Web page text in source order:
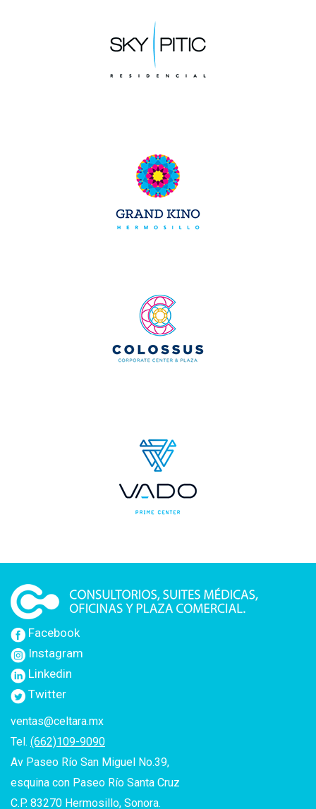
Facebook
Instagram
Linkedin
Twitter
ventas@celtara.mx
Tel. (662)109-9090
Av Paseo Río San Miguel No.39,
esquina con Paseo Río Santa Cruz
C.P. 83270 Hermosillo, Sonora.